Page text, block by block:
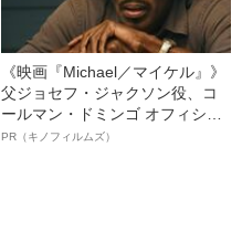
《映画『Michael／マイケル』》
父ジョセフ・ジャクソン役、コ
ールマン・ドミンゴ オフィシャ
ルインタビュー“観客を魅了した
PR（キノフィルムズ）